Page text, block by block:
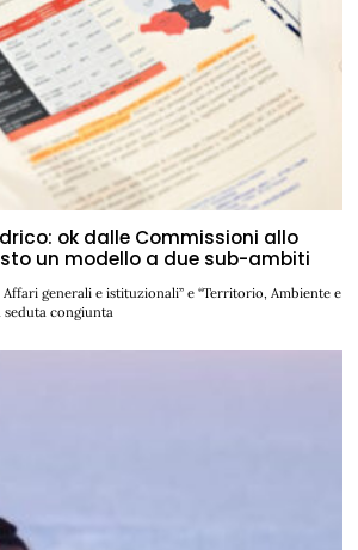
ok dalle Commissioni allo
un modello a due sub-ambiti
Affari generali e istituzionali” e “Territorio, Ambiente e
congiunta